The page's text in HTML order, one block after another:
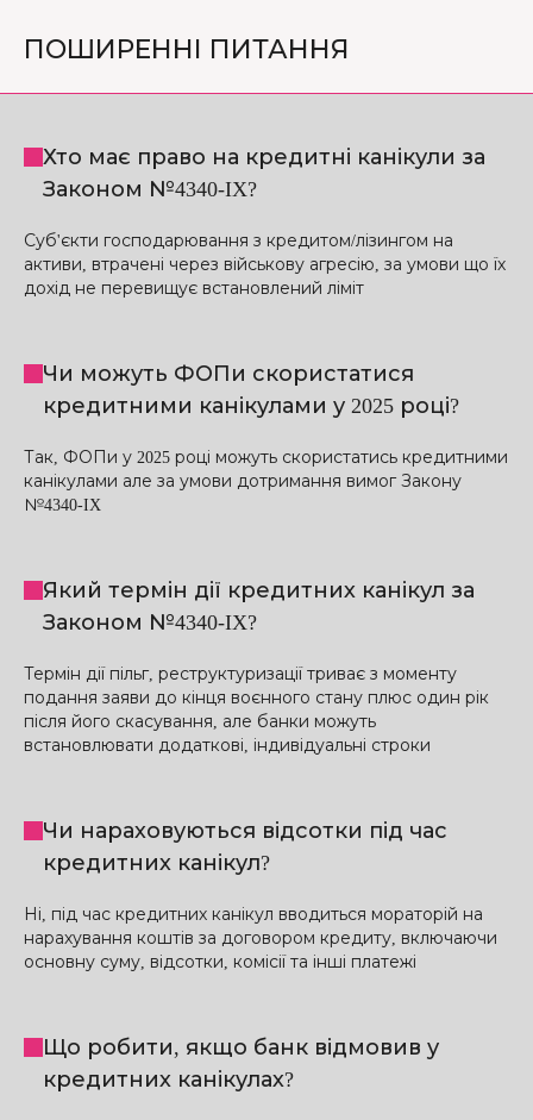
ПОШИРЕННІ ПИТАННЯ
Хто має право на кредитні канікули за
Законом №4340-IX?
Суб'єкти господарювання з кредитом/лізингом на
активи, втрачені через військову агресію, за умови що їх
дохід не перевищує встановлений ліміт
Чи можуть ФОПи скористатися
кредитними канікулами у 2025 році?
Так, ФОПи у 2025 році можуть скористатись кредитними
канікулами але за умови дотримання вимог Закону
№4340-IX
Який термін дії кредитних канікул за
Законом №4340-IX?
Термін дії пільг, реструктуризації триває з моменту
подання заяви до кінця воєнного стану плюс один рік
після його скасування, але банки можуть
встановлювати додаткові, індивідуальні строки
Чи нараховуються відсотки під час
кредитних канікул?
Ні, під час кредитних канікул вводиться мораторій на
нарахування коштів за договором кредиту, включаючи
основну суму, відсотки, комісії та інші платежі
Що робити, якщо банк відмовив у
кредитних канікулах?